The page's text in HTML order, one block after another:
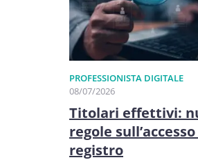
PROFESSIONISTA DIGITALE
08/07/2026
Titolari effettivi:
regole
registro